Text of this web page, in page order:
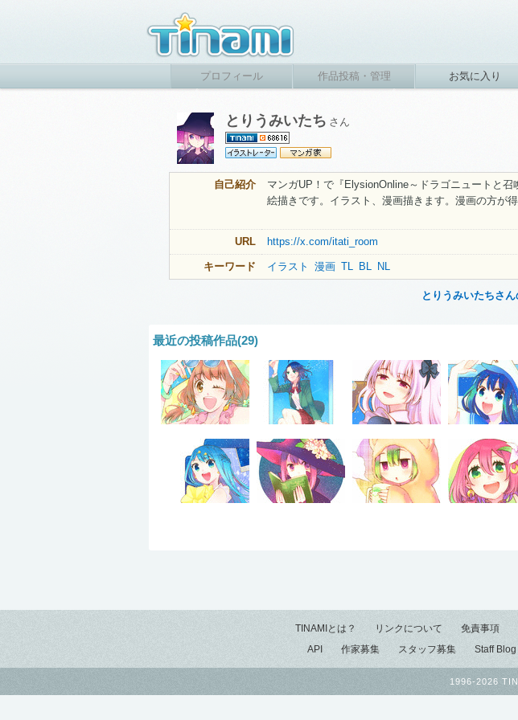
プロフィール 作品投稿・管理 お気に入り
とりうみいたち さん
自己紹介
マンガUP！で『ElysionOnline～ドラゴニュートと召
絵描きです。イラスト、漫画描きます。漫画の方が得
URL https://x.com/itati_room
キーワード イラスト 漫画 TL BL NL
とりうみいたちさ
最近の投稿作品(29)
TINAMIとは？ リンクについて 免責事項
API
作家募集 スタッフ募集 Staff Blog
1996-2026